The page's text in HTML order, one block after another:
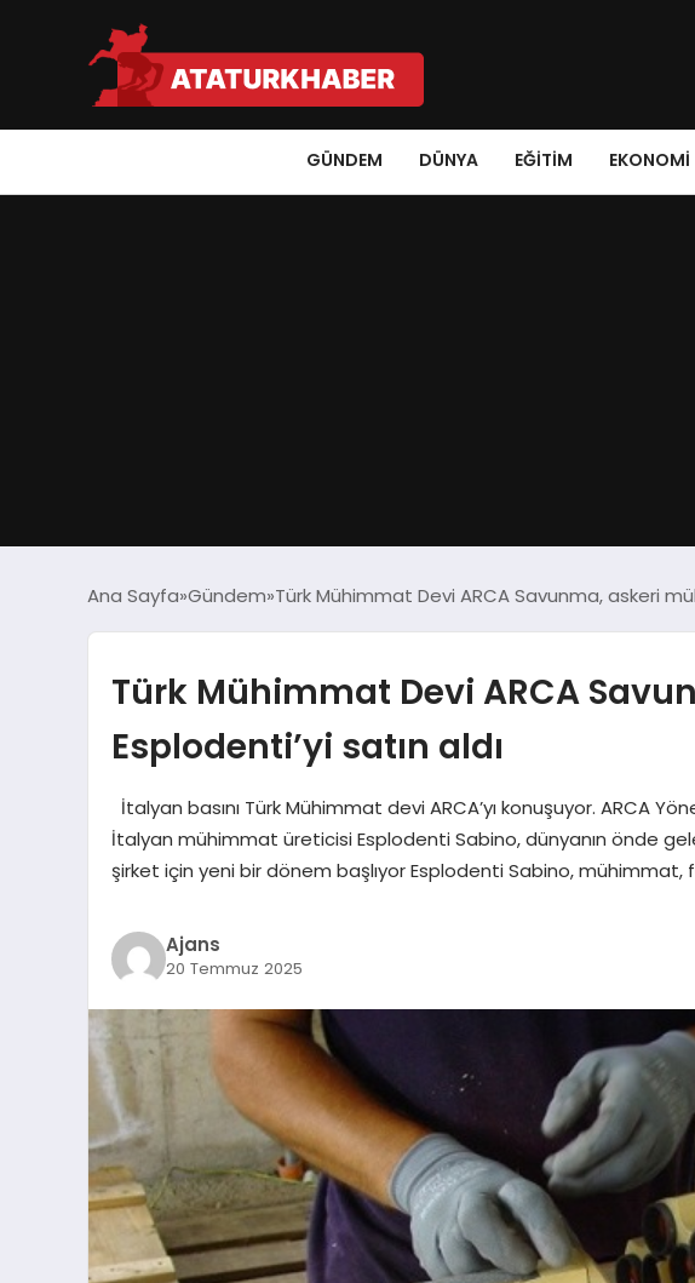
GÜNDEM DÜNYA EĞITIM EKONOMI
Ana Sayfa Gündem Türk Mühimmat Devi ARCA Savunma, askeri
Türk Mühimmat Devi ARCA
Esplodenti’yi satın aldı
İtalyan basını Türk Mühimmat devi ARCA’yı konuşuyor. ARCA
İtalyan mühimmat üreticisi Esplodenti Sabino, dünyanın önde
şirket için yeni bir dönem başlıyor Esplodenti Sabino,
Ajans
20 Temmuz 2025